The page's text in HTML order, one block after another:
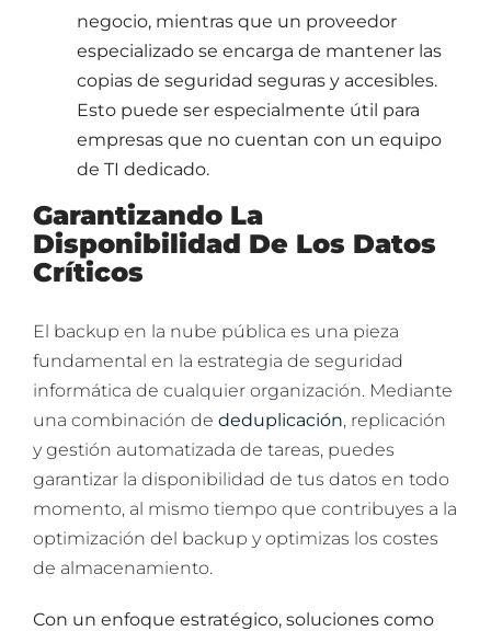
negocio, mientras que un proveedor
especializado se encarga de mantener las
copias de seguridad seguras y accesibles.
Esto puede ser especialmente útil para
empresas que no cuentan con un equipo
de TI dedicado.
Garantizando La
Disponibilidad De Los Datos
Críticos
El backup en la nube pública es una pieza
fundamental en la estrategia de seguridad
informática de cualquier organización. Mediante
una combinación de deduplicación, replicación
y gestión automatizada de tareas, puedes
garantizar la disponibilidad de tus datos en todo
momento, al mismo tiempo que contribuyes a la
optimización del backup y optimizas los costes
de almacenamiento.
Con un enfoque estratégico, soluciones como